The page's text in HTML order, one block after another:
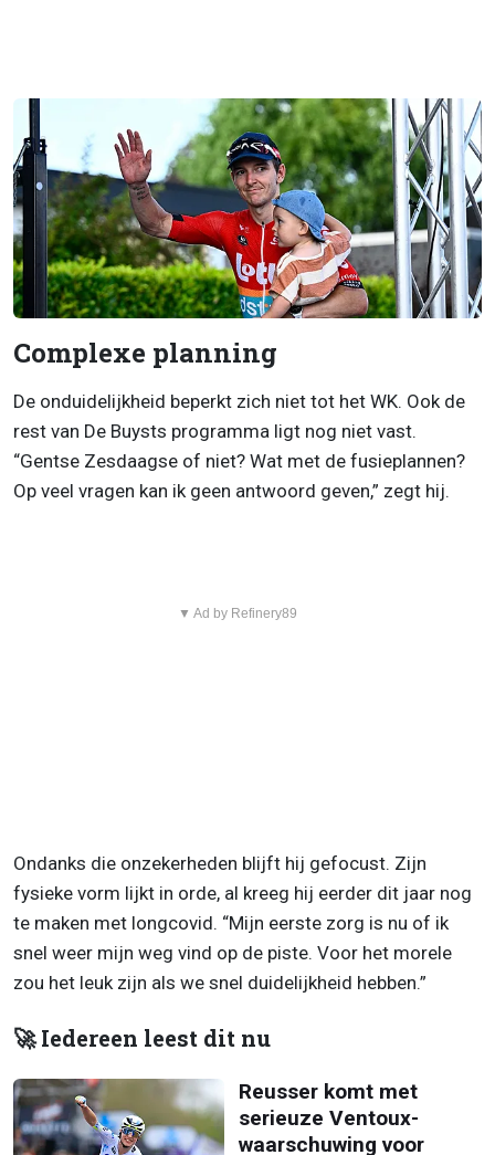
Complexe planning
De onduidelijkheid beperkt zich niet tot het WK. Ook de
rest van De Buysts programma ligt nog niet vast.
“Gentse Zesdaagse of niet? Wat met de fusieplannen?
Op veel vragen kan ik geen antwoord geven,” zegt hij.
▼ Ad by Refinery89
Ondanks die onzekerheden blijft hij gefocust. Zijn
fysieke vorm lijkt in orde, al kreeg hij eerder dit jaar nog
te maken met longcovid. “Mijn eerste zorg is nu of ik
snel weer mijn weg vind op de piste. Voor het morele
zou het leuk zijn als we snel duidelijkheid hebben.”
🚀 Iedereen leest dit nu
Reusser komt met
serieuze Ventoux-
waarschuwing voor